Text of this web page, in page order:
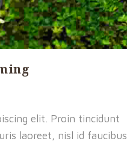
elit. Proin tincidunt
laoreet, nisl id faucibus